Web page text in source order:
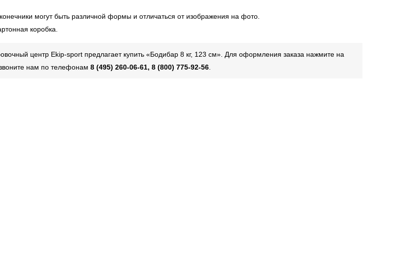
могут быть различной формы и отличаться от изображения на фото.
коробка.
центр Ekip-sport предлагает купить «Бодибар 8 кг, 123 см». Для оформления заказа нажмите на
нам по телефонам 8 (495) 260-06-61, 8 (800) 775-92-56